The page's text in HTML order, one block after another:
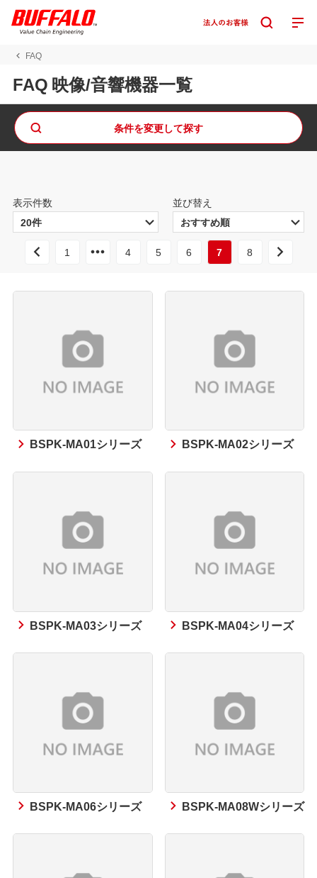
FAQ
FAQ 映像/音響機器一覧
条件を変更して探す
表示件数 並び替え
1 4 5 6 7 8
BSPK-MA01シリーズ BSPK-MA02シリーズ
BSPK-MA03シリーズ BSPK-MA04シリーズ
BSPK-MA06シリーズ BSPK-MA08Wシリーズ